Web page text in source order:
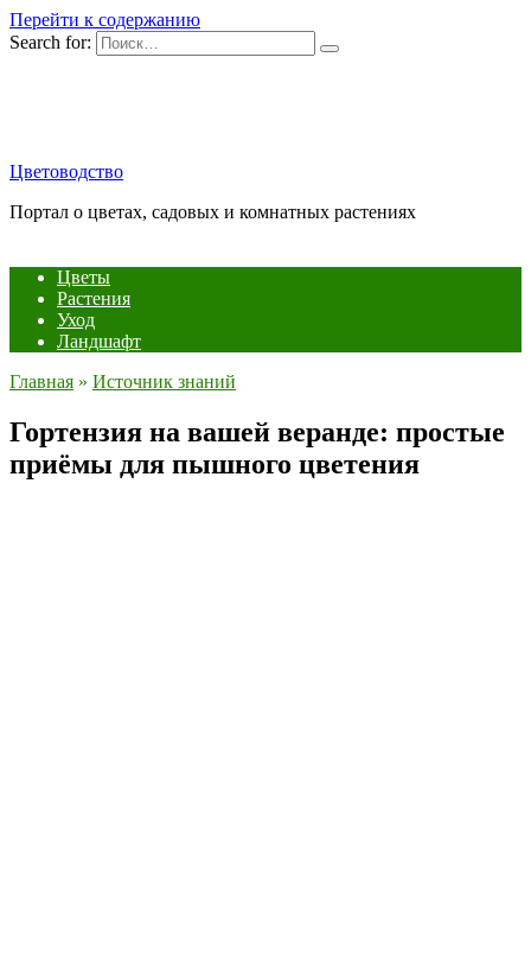
Перейти к содержанию
Search for:
Цветоводство
Портал о цветах, садовых и комнатных растениях
Цветы
Растения
Уход
Ландшафт
Главная » Источник знаний
Гортензия на вашей веранде: простые
приёмы для пышного цветения